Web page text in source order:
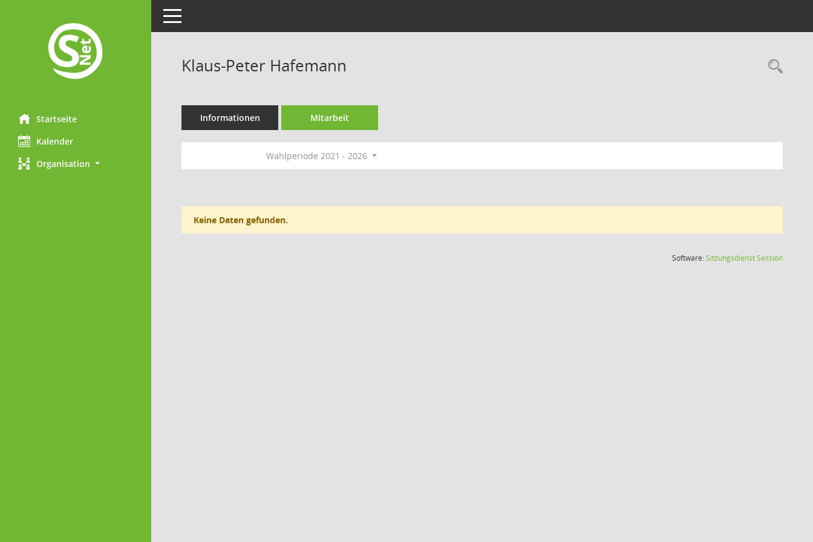
Startseite
Kalender
Organisation
Toggle navigation
Klaus-Peter Hafemann
Informationen Mitarbeit
Wahlperiode 2021 - 2026
Keine Daten gefunden.
Software:SitzungsdienstSession(Wird in